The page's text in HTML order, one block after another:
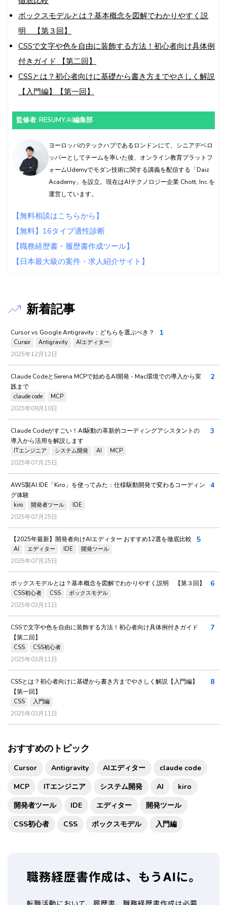
ボックスモデルとは？基本概念を図解でわかりやすく説
明 【第３回】
CSSで文字や色を自由に装飾する方法！初心者向け具体例
付きガイド 【第二回】
CSSとは？初心者向けに基礎から書き方までやさしく解説
【入門編】【第一回】
監修者: RESUMY.AI編集部
ヨーロッパのテックハブであるロンドンにて、シニアデベロ
ッパーとしてチームを率いた後、オンライン教育プラットフ
ォームUdemyでモダン技術に関する講義を配信する「Daiz
Academy」を設立。現在はAIテクノロジー企業 Chott, Inc.を
運営しています。
【無料相談はこちらから】
【無料】16タイプ適性診断
【職務経歴書・履歴書作成ツール】
【日本最大級の案件・求人紹介サイト】
新着記事
Cursor vs Google Antigravity：どちらを選ぶべき？
Cursor Antigravity AIエディター
2025年12月12日
1
Claude CodeとSerena MCPで始めるAI開発 - Mac環境での導入から実
践まで
claude code MCP
2025年09月10日
2
Claude Codeがすごい！AI駆動の革新的コーディングアシスタントの
導入から活用を解説します
ITエンジニア システム開発 AI MCP
2025年07月25日
3
AWS製AI IDE「Kiro」を使ってみた：仕様駆動開発で変わるコーディン
グ体験
kiro 開発者ツール IDE
2025年07月25日
4
【2025年最新】開発者向けAIエディター おすすめ12選を徹底比較
AI エディター IDE 開発ツール
2025年07月25日
5
ボックスモデルとは？基本概念を図解でわかりやすく説明 【第３回】
CSS初心者 CSS ボックスモデル
2025年03月11日
6
CSSで文字や色を自由に装飾する方法！初心者向け具体例付きガイド
【第二回】
CSS CSS初心者
2025年03月11日
7
CSSとは？初心者向けに基礎から書き方までやさしく解説【入門編】
【第一回】
CSS 入門編
2025年03月11日
8
おすすめのトピック
Cursor Antigravity AIエディター
claude code
MCP
ITエンジニア システム開発 AI
kiro
開発者ツール
IDE エディター
開発ツール
CSS初心者
CSS ボックスモデル 入門編